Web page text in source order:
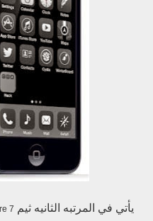
يأتي في المرتبه الثانيه ثيم